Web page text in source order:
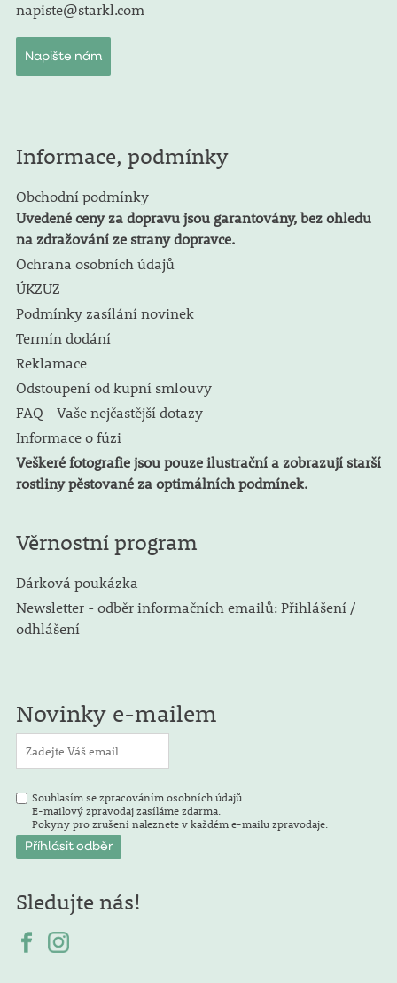
napiste@starkl.com
Napište nám
Informace, podmínky
Obchodní podmínky
Uvedené ceny za dopravu jsou garantovány, bez ohledu
na zdražování ze strany dopravce.
Ochrana osobních údajů
ÚKZUZ
Podmínky zasílání novinek
Termín dodání
Reklamace
Odstoupení od kupní smlouvy
FAQ - Vaše nejčastější dotazy
Informace o fúzi
Veškeré fotografie jsou pouze ilustrační a zobrazují starší
rostliny pěstované za optimálních podmínek.
Věrnostní program
Dárková poukázka
Newsletter - odběr informačních emailů: Přihlášení /
odhlášení
Novinky e-mailem
Souhlasím se zpracováním osobních údajů.
E-mailový zpravodaj zasíláme zdarma.
Pokyny pro zrušení naleznete v každém e-mailu zpravodaje.
Sledujte nás!